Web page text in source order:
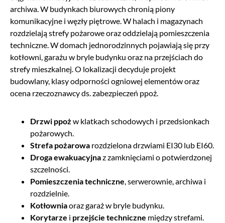
archiwa. W budynkach biurowych chronią piony
komunikacyjne i węzły piętrowe. W halach i magazynach
rozdzielają strefy pożarowe oraz oddzielają pomieszczenia
techniczne. W domach jednorodzinnych pojawiają się przy
kotłowni, garażu w bryle budynku oraz na przejściach do
strefy mieszkalnej. O lokalizacji decyduje projekt
budowlany, klasy odporności ogniowej elementów oraz
ocena rzeczoznawcy ds. zabezpieczeń ppoż.
Drzwi ppoż w klatkach schodowych i przedsionkach
pożarowych.
Strefa pożarowa rozdzielona drzwiami EI30 lub EI60.
Droga ewakuacyjnaz zamknięciami o potwierdzonej
szczelności.
Pomieszczenia techniczne, serwerownie, archiwa i
rozdzielnie.
Kotłowniaoraz garaż w bryle budynku.
Korytarze i przejście techniczne między strefami.